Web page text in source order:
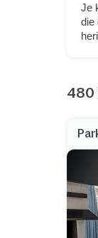
Je
die
480